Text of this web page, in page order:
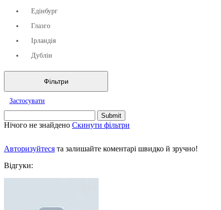
Едінбург
Глазго
Ірландія
Дублін
Фільтри
Застосувати
Нічого не знайдено Скинути фільтри
Авторизуйтеся та залишайте коментарі швидко й зручно!
Відгуки: